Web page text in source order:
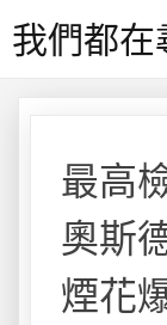
to我們都在
最高
奧斯
煙花